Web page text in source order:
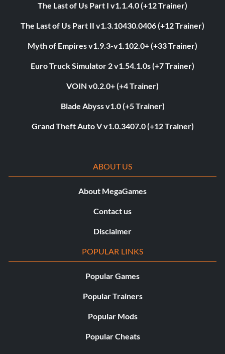
The Last of Us Part I v1.1.4.0 (+12 Trainer)
The Last of Us Part II v1.3.10430.0406 (+12 Trainer)
Myth of Empires v1.9.3-v1.102.0+ (+33 Trainer)
Euro Truck Simulator 2 v1.54.1.0s (+7 Trainer)
VOIN v0.2.0+ (+4 Trainer)
Blade Abyss v1.0 (+5 Trainer)
Grand Theft Auto V v1.0.3407.0 (+12 Trainer)
ABOUT US
About MegaGames
Contact us
Disclaimer
POPULAR LINKS
Popular Games
Popular Trainers
Popular Mods
Popular Cheats